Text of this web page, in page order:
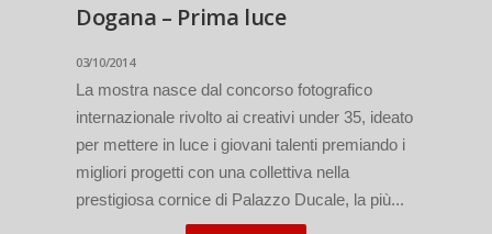
Dogana – Prima luce
03/10/2014
La mostra nasce dal concorso fotografico
internazionale rivolto ai creativi under 35, ideato
per mettere in luce i giovani talenti premiando i
migliori progetti con una collettiva nella
prestigiosa cornice di Palazzo Ducale, la più...